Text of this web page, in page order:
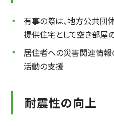
有事の際は、地方公共団
提供住宅として空き部屋
居住者への災害関連情
活動の支援
耐震性の向上